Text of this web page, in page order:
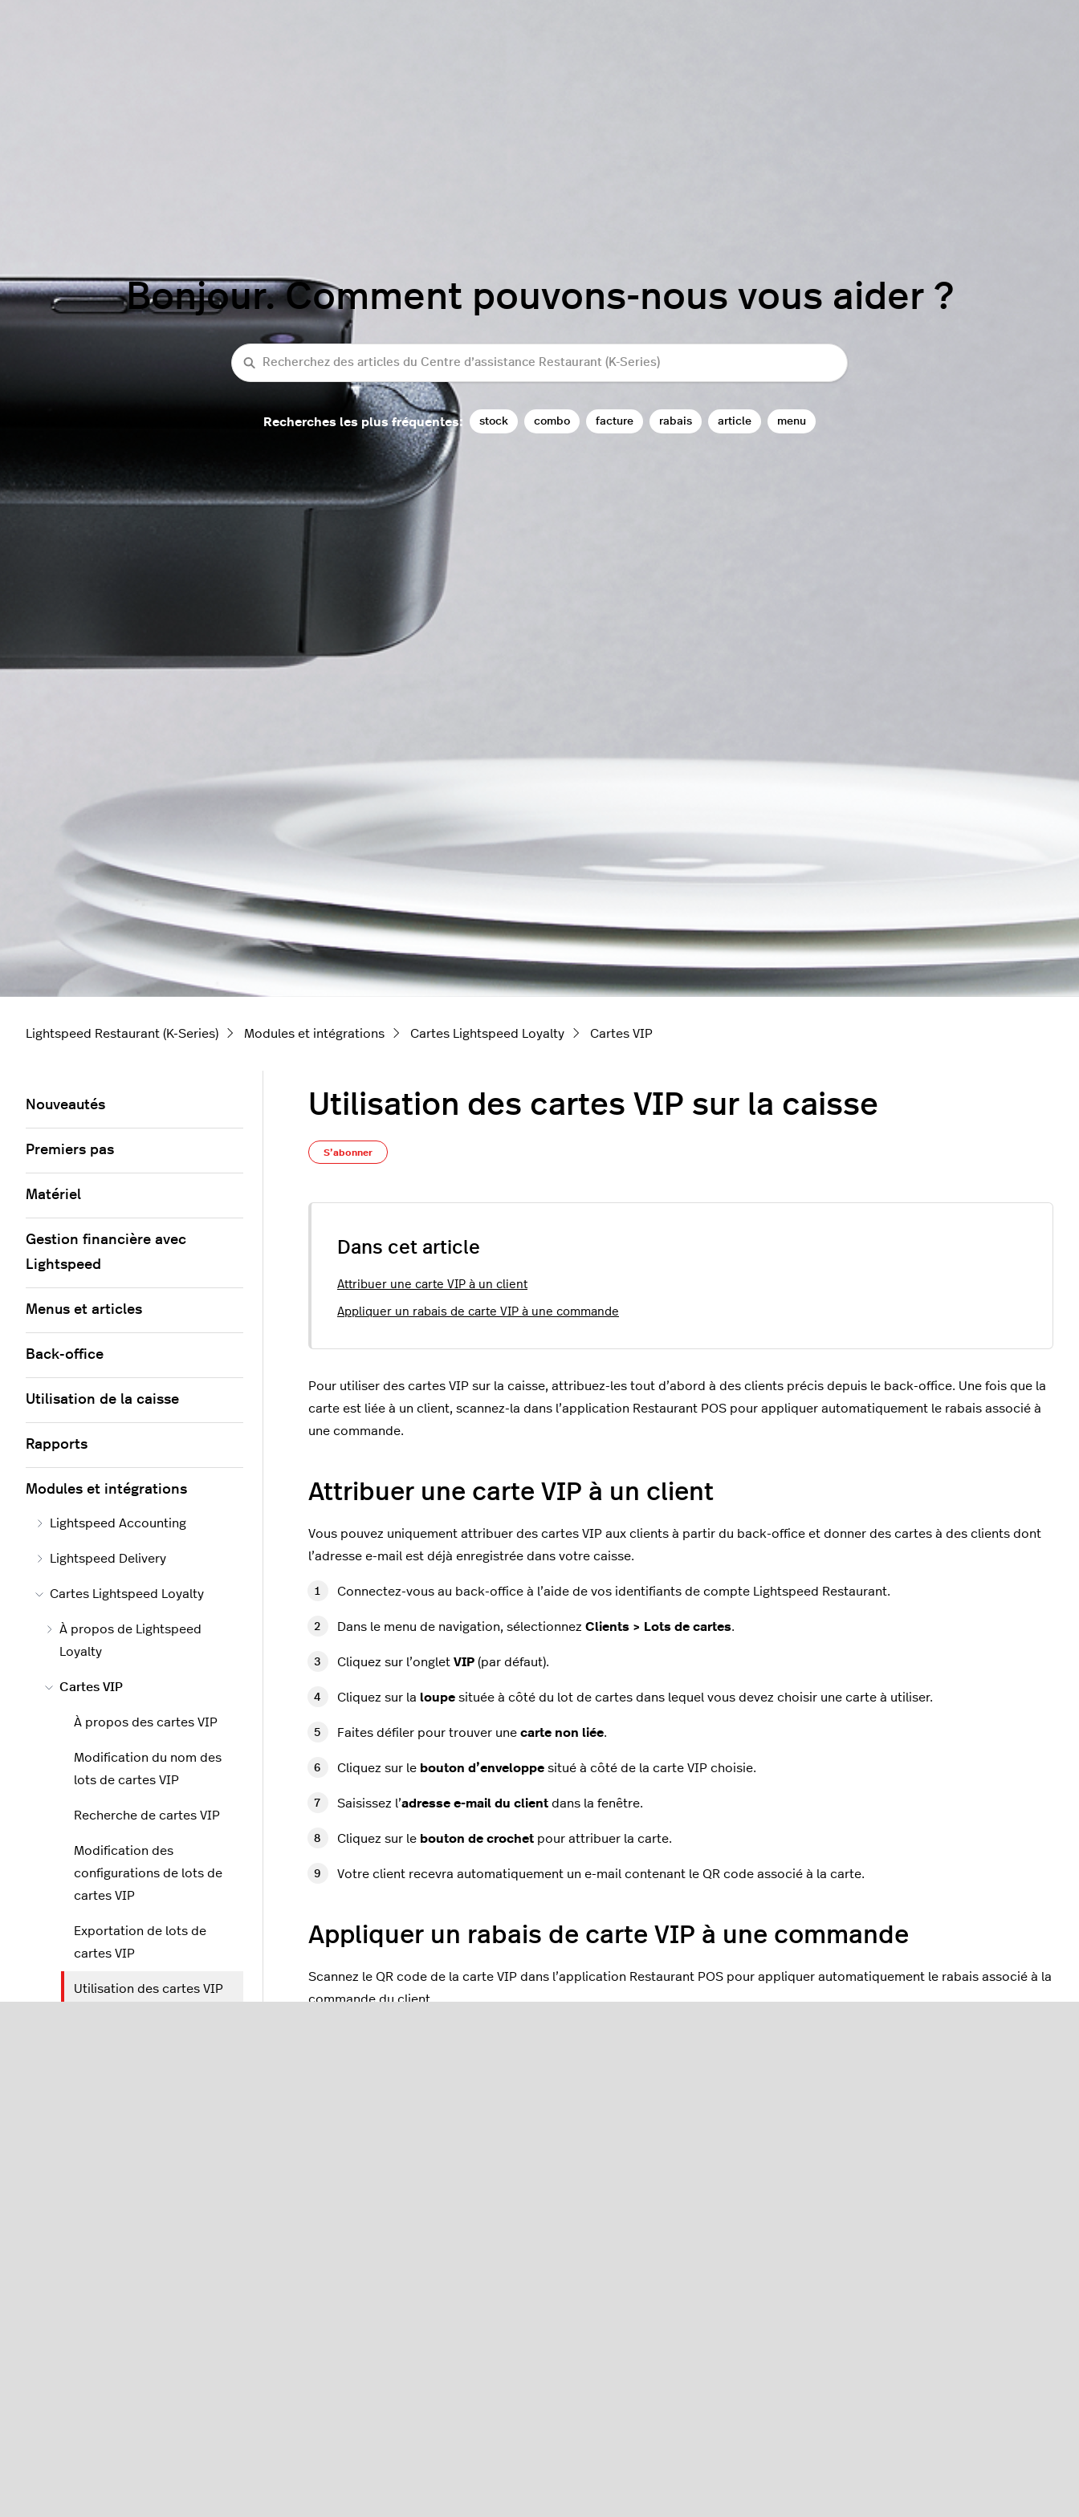
Bonjour. Comment pouvons-nous vous aider ?
Recherche
Recherches les plus fréquentes: stock combo facture rabais article menu
Lightspeed Restaurant (K-Series) Modules et intégrations Cartes Lightspeed Loyalty Cartes VIP
Utilisation des cartes VIP sur la caisse
S’abonner
Dans cet article
Attribuer une carte VIP à un client
Appliquer un rabais de carte VIP à une commande
Pour utiliser des cartes VIP sur la caisse, attribuez-les tout d’abord à des clients précis depuis le back-office. Une fois que la
carte est liée à un client, scannez-la dans l’application Restaurant POS pour appliquer automatiquement le rabais associé à
une commande.
Attribuer une carte VIP à un client
Vous pouvez uniquement attribuer des cartes VIP aux clients à partir du back-office et donner des cartes à des clients dont
l’adresse e-mail est déjà enregistrée dans votre caisse.
Connectez-vous au back-office à l’aide de vos identifiants de compte Lightspeed Restaurant.
Dans le menu de navigation, sélectionnez Clients > Lots de cartes.
Cliquez sur l’onglet VIP (par défaut).
Cliquez sur la loupe située à côté du lot de cartes dans lequel vous devez choisir une carte à utiliser.
Faites défiler pour trouver une carte non liée.
Cliquez sur le bouton d’enveloppe situé à côté de la carte VIP choisie.
Saisissez l’adresse e-mail du client dans la fenêtre.
Cliquez sur le bouton de crochet pour attribuer la carte.
Votre client recevra automatiquement un e-mail contenant le QR code associé à la carte.
Appliquer un rabais de carte VIP à une commande
Scannez le QR code de la carte VIP dans l’application Restaurant POS pour appliquer automatiquement le rabais associé à la
commande du client.
Nouveautés
Premiers pas
Matériel
Gestion financière avec
Lightspeed
Menus et articles
Back-office
Utilisation de la caisse
Rapports
Modules et intégrations
Lightspeed Accounting
Lightspeed Delivery
Cartes Lightspeed Loyalty
À propos de Lightspeed
Loyalty
Cartes VIP
À propos des cartes VIP
Modification du nom des
lots de cartes VIP
Recherche de cartes VIP
Modification des
configurations de lots de
cartes VIP
Exportation de lots de
cartes VIP
Utilisation des cartes VIP